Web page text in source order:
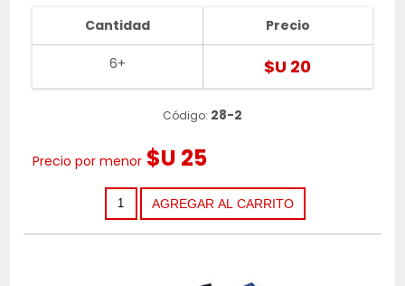
Cantidad
6+
Precio
$U 20
Código: 28-2
Precio por menor $U 25